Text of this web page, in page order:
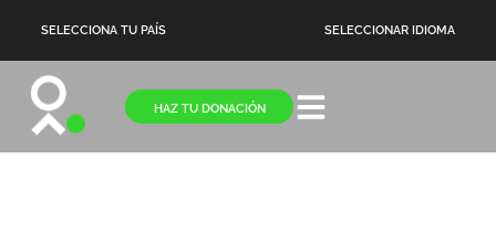
SELECCIONA TU PAÍS SELECCIONAR IDIOMA
HAZ TU DONACIÓN